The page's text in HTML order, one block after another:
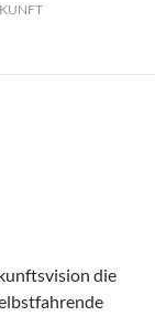
die